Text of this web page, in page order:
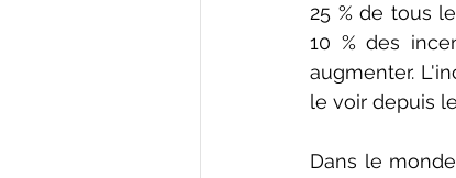
25 % de tous
10 % des
augmenter.
le voir depuis
Dans le